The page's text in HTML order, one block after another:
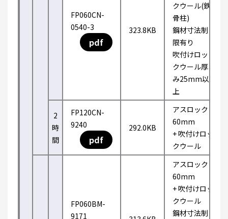
FP060CN-
0540-3
pdf
323.8KB
クウール(鉄
骨柱)
鋼材寸法制
限有り
吹付けロッ
クウール厚
み25mm以
上
2
時
間
FP120CN-
9240
pdf
292.0KB
アスロック
60mm
+ 吹付けロッ
クウール
FP060BM-
9171
アスロック
60mm
+ 吹付けロッ
クウール
鋼材寸法制